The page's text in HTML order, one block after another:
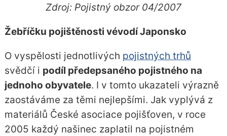
Zdroj: Pojistný obzor 04/2007
Žebříčku pojištěnosti vévodí Japonsko
O vyspělosti jednotlivých pojistných trhů
svědčí i podíl předepsaného pojistného na
jednoho obyvatele. I v tomto ukazateli výrazně
zaostáváme za těmi nejlepšími. Jak vyplývá z
materiálů České asociace pojišťoven, v roce
2005 každý našinec zaplatil na pojistném